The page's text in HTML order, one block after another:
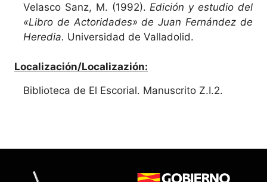
Velasco Sanz, M. (1992). Edición y estudio del
«Libro de Actoridades» de Juan Fernández de
Heredia. Universidad de Valladolid.
Localización/Localizazión:
Biblioteca de El Escorial. Manuscrito Z.I.2.